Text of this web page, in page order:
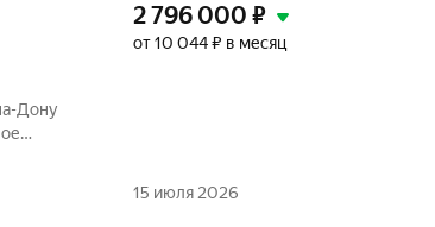
Дону
2 796 000 ₽
от 10 044 ₽ в месяц
15 июля 2026